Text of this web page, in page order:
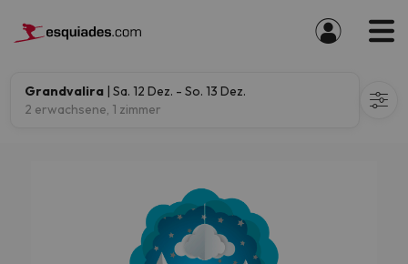
Grandvalira | Sa. 12 Dez. - So. 13 Dez.
2 erwachsene, 1 zimmer